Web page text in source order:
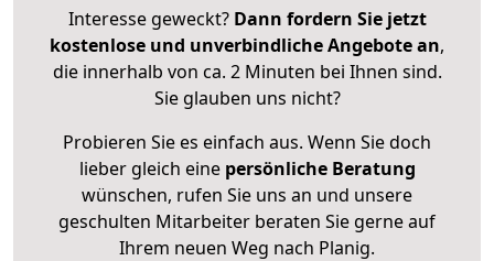
Interesse geweckt? Dann fordern Sie jetzt
kostenlose und unverbindliche Angebote an,
die innerhalb von ca. 2 Minuten bei Ihnen sind.
Sie glauben uns nicht?
Probieren Sie es einfach aus. Wenn Sie doch
lieber gleich eine persönliche Beratung
wünschen, rufen Sie uns an und unsere
geschulten Mitarbeiter beraten Sie gerne auf
Ihrem neuen Weg nach Planig.